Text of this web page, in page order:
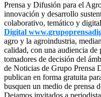
Prensa y Difusión para el
innovación y desarrollo
colaborativo, temático y
Digital
agro y la agroindustria,
calidad, con una audiencia de
tomadores de decisión del
de Noticias de Grupo Prensa
publican en forma gratuita
busquen un medio de prensa